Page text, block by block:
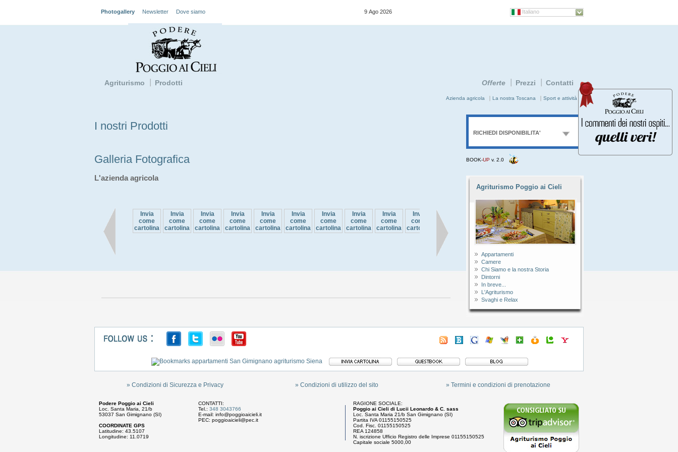
Photogallery Newsletter Dove siamo 9 Ago 2026 Italiano
Agriturismo Prodotti Offerte Prezzi Contatti
Azienda agricola La nostra Toscana Sport e attività
RICHIEDI DISPONIBILITA'
Arrivo
Nome
Inserisci il codice
Accetto lecondizioni di
sicurezza e privacy
BOOK-UP v. 2.0
Agriturismo Poggio ai Cieli
Appartamenti
Camere
Chi Siamo e la nostra Storia
Dintorni
In breve...
L'Agriturismo
Svaghi e Relax
I nostri Prodotti
Galleria Fotografica
L'azienda agricola
Invia
come
cartolina
Invia
come
cartolina
Invia
come
cartolina
Invia
come
cartolina
Invia
come
cartolina
Invia
come
cartolina
Invia
come
cartolina
Invia
come
cartolina
Invia
come
cartolina
Invia
come
cartolina
come
cartolina
Invia
come
cartolina
Invia
come
cartolina
Invia
come
cartolina
Invia
come
cartolina
» Condizioni di Sicurezza e Privacy » Condizioni di utilizzo del sito » Termini e condizioni di prenotazione
Podere Poggio ai Cieli
Loc. Santa Maria, 21/b
53037 San Gimignano (SI)
COORDINATE GPS
Latitudine: 43.5107
Longitudine: 11.0719
CONTATTI:
Tel.: 348 3043766
E-mail: info@poggioaicieli.it
PEC: poggioaicieli@pec.it
RAGIONE SOCIALE:
Poggio ai Cieli di Lucii Leonardo & C. sass
Loc. Santa Maria 21/b San Gimignano (SI)
Partita IVA 01155150525
Cod. Fisc. 01155150525
REA 124858
N. iscrizione Ufficio Registro delle Imprese 01155150525
Capitale sociale 5000,00